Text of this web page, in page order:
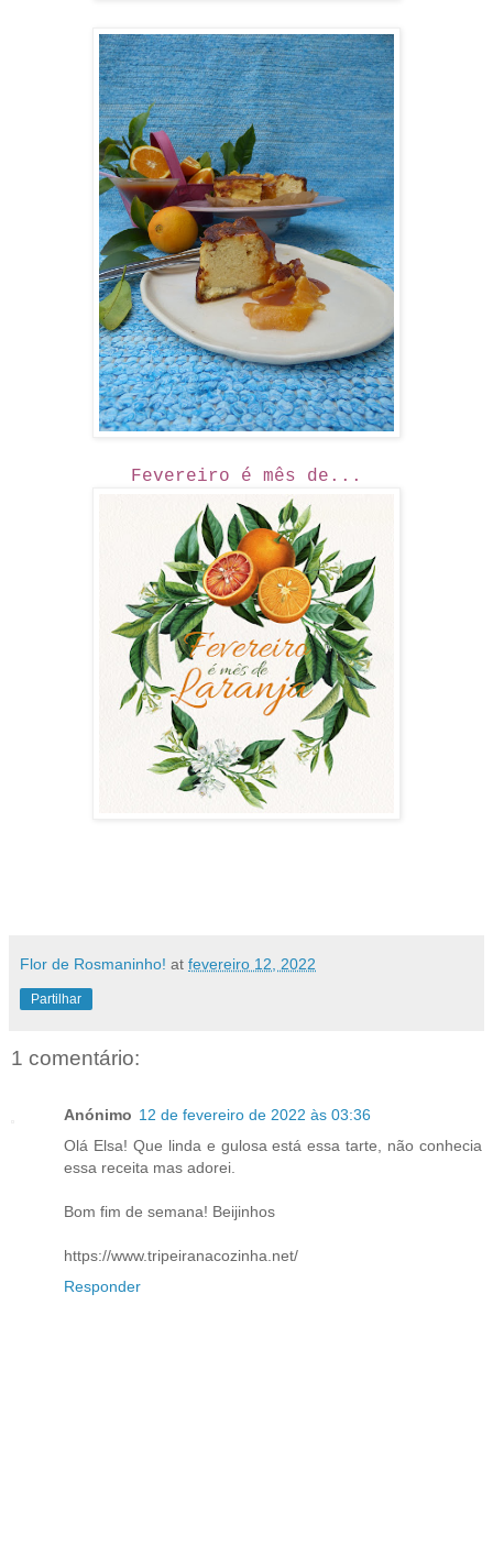
Fevereiro é mês de...
Flor de Rosmaninho! at fevereiro 12, 2022
Partilhar
1 comentário:
Anónimo 12 de fevereiro de 2022 às 03:36
Olá Elsa! Que linda e gulosa está essa tarte, não conhecia
essa receita mas adorei.
Bom fim de semana! Beijinhos
https://www.tripeiranacozinha.net/
Responder